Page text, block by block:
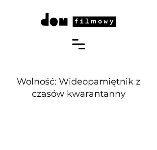
Wolność: Wideopamiętnik z
czasów kwarantanny